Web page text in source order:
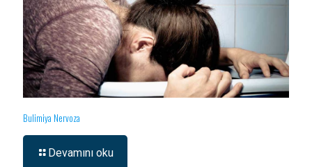
Bulimiya Nervoza
Devamını oku